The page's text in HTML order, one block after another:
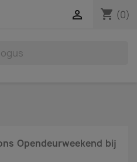
shopping_cart (0)

Opendeurweekend bij